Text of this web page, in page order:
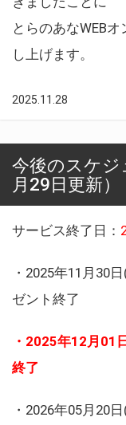
とらのあなWEB
し上げます。
2025.11.28
今後のスケ
月29日更新）
サービス終了日：
・2025年11月30
ゼント終了
・2025年12月
終了
・2026年05月20